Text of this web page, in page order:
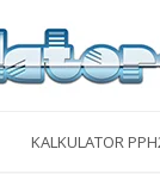
KALKULATOR